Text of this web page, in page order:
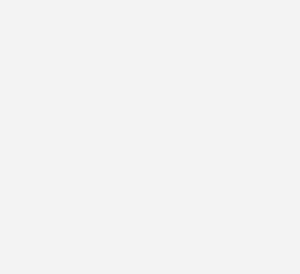
nach DIN EN 1992-1-1